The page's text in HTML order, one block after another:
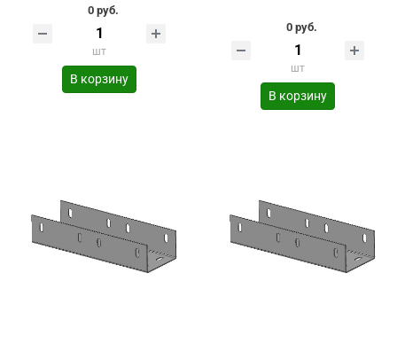
0 руб.
шт
В корзину
0 руб.
шт
В корзину